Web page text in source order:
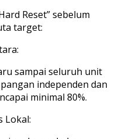
Reset” sebelum
target:
sampai seluruh unit
independen dan
minimal 80%.
Lokal: